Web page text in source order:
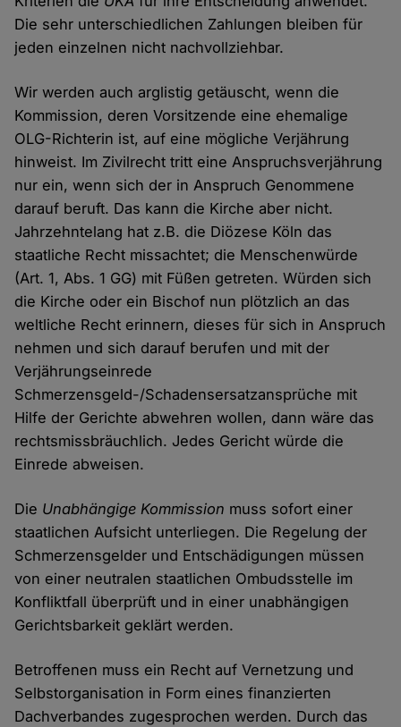
Die sehr unterschiedlichen Zahlungen bleiben für
jeden einzelnen nicht nachvollziehbar.
Wir werden auch arglistig getäuscht, wenn die
Kommission, deren Vorsitzende eine ehemalige
OLG-Richterin ist, auf eine mögliche Verjährung
hinweist. Im Zivilrecht tritt eine Anspruchsverjährung
nur ein, wenn sich der in Anspruch Genommene
darauf beruft. Das kann die Kirche aber nicht.
Jahrzehntelang hat z.B. die Diözese Köln das
staatliche Recht missachtet; die Menschenwürde
(Art. 1, Abs. 1 GG) mit Füßen getreten. Würden sich
die Kirche oder ein Bischof nun plötzlich an das
weltliche Recht erinnern, dieses für sich in Anspruch
nehmen und sich darauf berufen und mit der
Verjährungseinrede
Schmerzensgeld-/Schadensersatzansprüche mit
Hilfe der Gerichte abwehren wollen, dann wäre das
rechtsmissbräuchlich. Jedes Gericht würde die
Einrede abweisen.
Die Unabhängige Kommission muss sofort einer
staatlichen Aufsicht unterliegen. Die Regelung der
Schmerzensgelder und Entschädigungen müssen
von einer neutralen staatlichen Ombudsstelle im
Konfliktfall überprüft und in einer unabhängigen
Gerichtsbarkeit geklärt werden.
Betroffenen muss ein Recht auf Vernetzung und
Selbstorganisation in Form eines finanzierten
Dachverbandes zugesprochen werden. Durch das